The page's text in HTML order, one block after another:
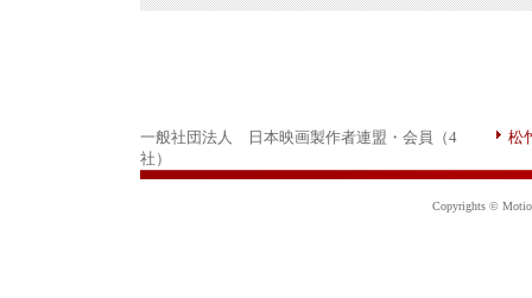
一般社団法人 日本映画製作者連盟・会員（4
社）
松
Copyrights ©